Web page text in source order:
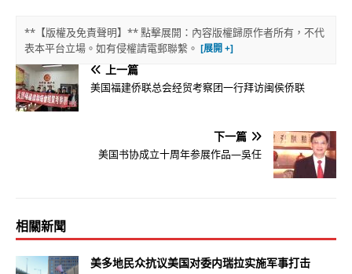
**【版權及免責聲明】** 點擊展開：內容版權歸原作者所有，不代
表本平台立場。如有侵權請電郵聯繫。
上一篇
美国福建侨联总会经贸考察团一行拜访闽侯侨联
下一篇
美国书协成立十周年参展作品—吳任
相關新聞
美多地民众抗议美国对委内瑞拉实施军事打击